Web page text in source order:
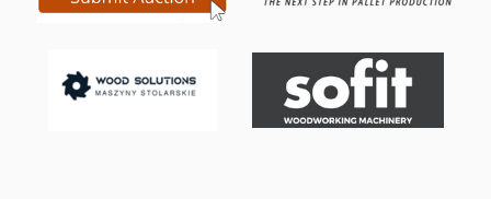
eixo X. Peso da máquina: 1300 kg. Credpexlghcjfx Alcef